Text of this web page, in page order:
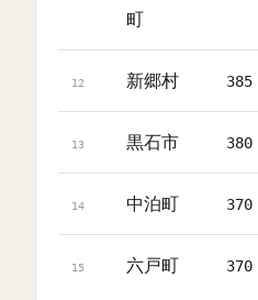
町
12 新郷村 385
13 黒石市 380
14 中泊町 370
15 六戸町 370